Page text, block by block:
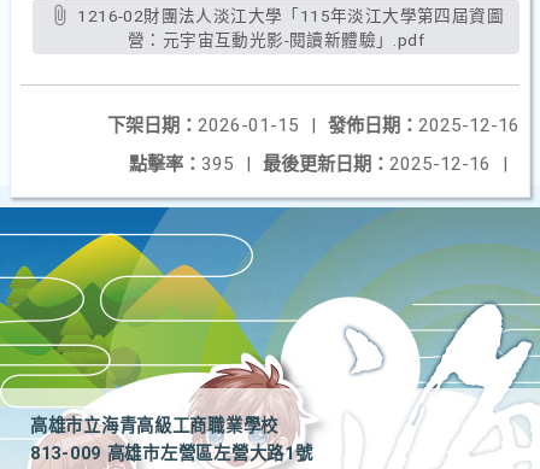
營：元宇宙互動光影-閱讀新體驗」.pdf
發佈日期： 2025-12-16
下架日期： 2026-01-15
|
最後更新日期： 2025-12-16 |
點擊率： 395 |
高雄市立海青高級工商職業學校
813-009 高雄市左營區左營大路1號